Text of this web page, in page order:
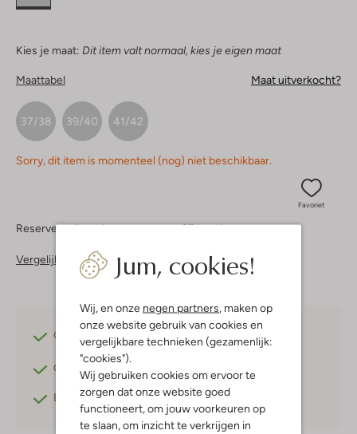
Jum, cookies!
Wij, en onze negen partners, maken op
onze website gebruik van cookies en
vergelijkbare technieken (gezamenlijk:
"cookies").
Wij gebruiken cookies om ervoor te
zorgen dat onze website goed
functioneert, om jouw voorkeuren op
te slaan, om inzicht te verkrijgen in
Kies je maat: Dit item valt normaal, kies je eigen maat
Maattabel Maat uitverkocht?
37/38 39/40 41/42
Sorry, dit item is momenteel (nog) niet beschikbaar.
Favoriet
Reserveer direct in een van onze 37 boutiques
Vergelijkbare items
Gratis verzending vanaf €75,-
Gratis retourneren
Betaal achterafmet Klarna